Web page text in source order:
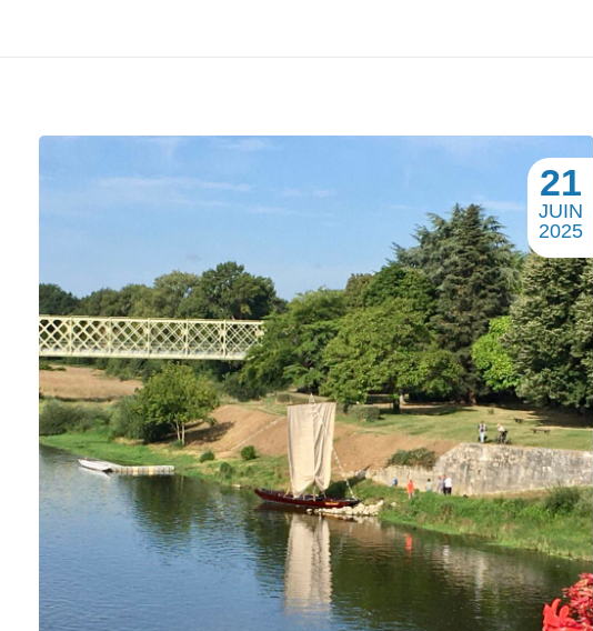
21
JUIN
2025